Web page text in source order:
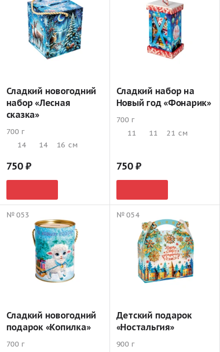
Сладкий новогодний
набор «Лесная
сказка»
700 г
14
14 16 см
750
Сладкий набор на
Новый год «Фонарик»
700 г
11
11 21 см
750
№ 053
Сладкий новогодний
подарок «Копилка»
700 г
№ 054
Детский подарок
«Ностальгия»
900 г